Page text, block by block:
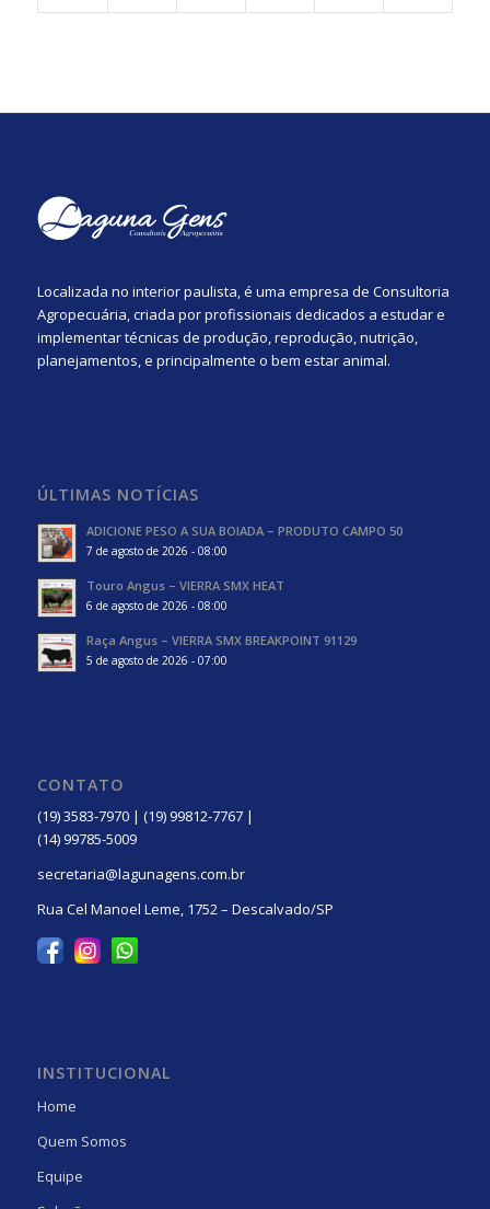
Localizada no interior paulista, é uma empresa de Consultoria
Agropecuária, criada por profissionais dedicados a estudar e
implementar técnicas de produção, reprodução, nutrição,
planejamentos, e principalmente o bem estar animal.
ÚLTIMAS NOTÍCIAS
ADICIONE PESO A SUA BOIADA – PRODUTO CAMPO 50
7 de agosto de 2026 - 08:00
Touro Angus – VIERRA SMX HEAT
6 de agosto de 2026 - 08:00
Raça Angus – VIERRA SMX BREAKPOINT 91129
5 de agosto de 2026 - 07:00
CONTATO
(19) 3583-7970 | (19) 99812-7767 |
(14) 99785-5009
secretaria@lagunagens.com.br
Rua Cel Manoel Leme, 1752 – Descalvado/SP
INSTITUCIONAL
Home
Quem Somos
Equipe